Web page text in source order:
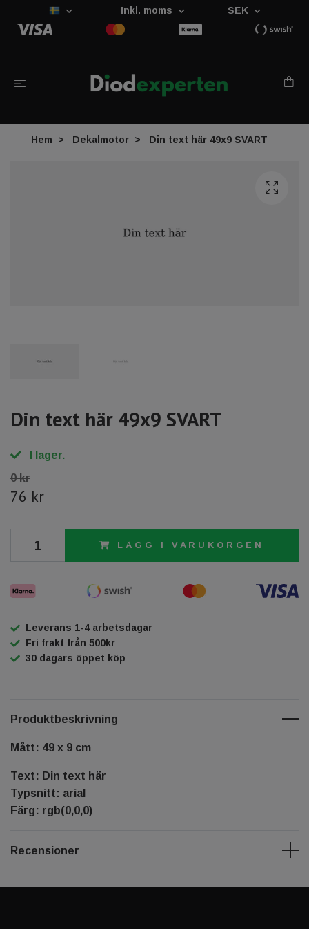
Inkl. moms SEK
Hem Dekalmotor Din text här 49x9 SVART
Din text här 49x9 SVART
I lager.
0 kr
76 kr
LÄGG I VARUKORGEN
Leverans 1-4 arbetsdagar
Fri frakt från 500kr
30 dagars öppet köp
Produktbeskrivning
Mått: 49 x 9 cm
Text: Din text här
Typsnitt: arial
Färg: rgb(0,0,0)
Recensioner